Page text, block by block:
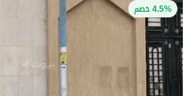
4.5% خصم